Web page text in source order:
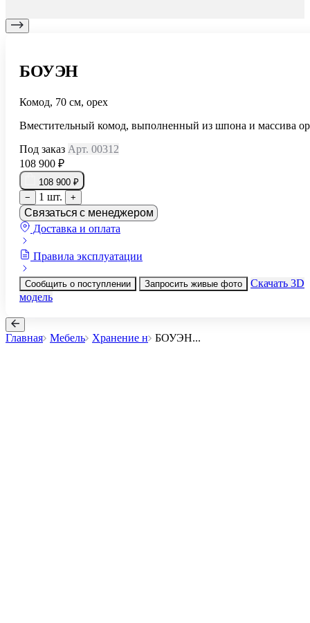
БОУЭН
Комод, 70 см, орех
Вместительный комод, выполненный из шпона и массива
Под заказ Арт. 00312
108 900 ₽
108 900 ₽
−
1 шт. +
Связаться с менеджером
Доставка и оплата
Правила эксплуатации
Сообщить о поступлении Запросить живые фото
Скачать 3D
модель
Главная Мебель Хранение н БОУЭН...